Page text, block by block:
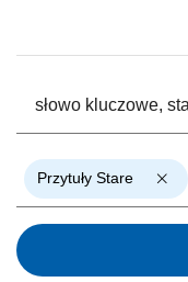
Przytuły Stare